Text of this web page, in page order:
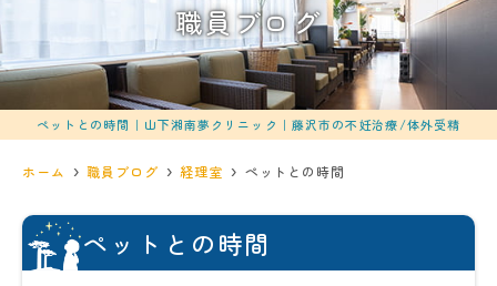
職員ブログ
ペットとの時間｜山下湘南夢クリニック｜藤沢市の不妊治療/体外受精
ホーム 職員ブログ 経理室 ペットとの時間
ペットとの時間